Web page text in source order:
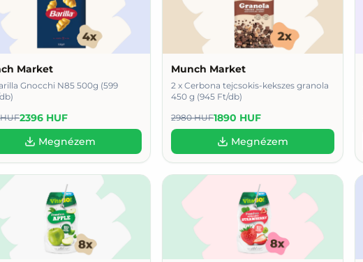
Market
Gnocchi N85 500g (599
2396 HUF
Megnézem
Munch Market
2 x Cerbona tejcsokis-kekszes granola
450 g (945 Ft/db)
2980 HUF1890 HUF
Megnézem